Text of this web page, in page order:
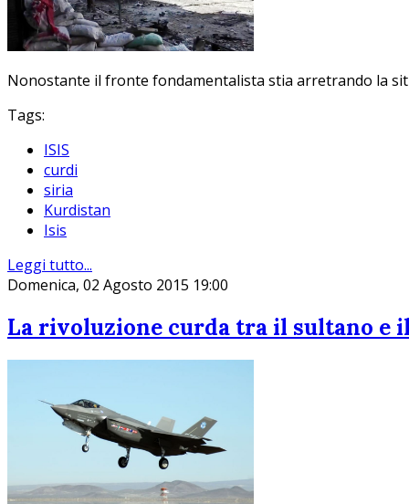
Nonostante il fronte fondamentalista stia arretrando la
Tags:
ISIS
curdi
siria
Kurdistan
Isis
Leggi tutto...
Domenica, 02 Agosto 2015 19:00
La rivoluzione curda tra il sultano e